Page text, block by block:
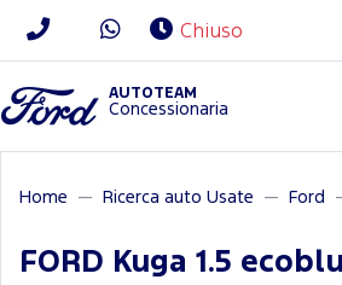
Chiuso
AUTOTEAM
Concessionaria
Home Ricerca auto Usate Ford
FORD Kuga 1.5